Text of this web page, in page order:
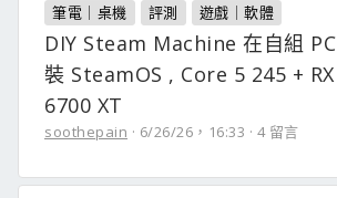
筆電｜桌機 評測 遊戲｜軟體
DIY Steam Machine 在自組 PC
裝 SteamOS , Core 5 245 + RX
6700 XT
soothepain 6/26/26，16:33 4 留言